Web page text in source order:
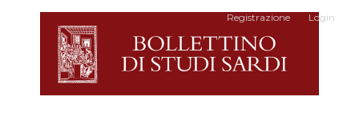
Registrazione Login